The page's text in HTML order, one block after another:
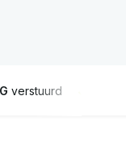
verstuurd